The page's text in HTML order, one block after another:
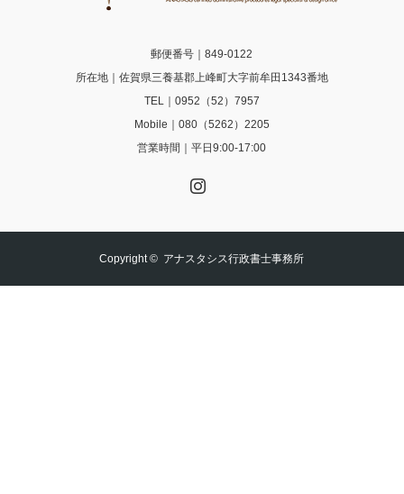
郵便番号｜849-0122
所在地｜佐賀県三養基郡上峰町大字前牟田1343番地
TEL｜0952（52）7957
Mobile｜080（5262）2205
営業時間｜平日9:00-17:00
Copyright © アナスタシス行政書士事務所